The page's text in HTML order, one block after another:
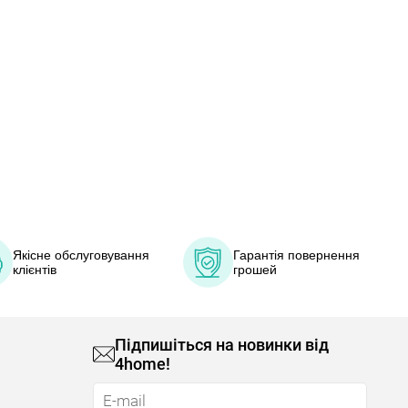
Якісне обслуговування
клієнтів
Гарантія повернення
грошей
Підпишіться на новинки від
4home!